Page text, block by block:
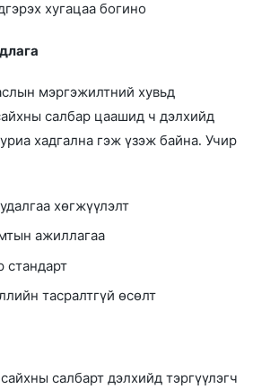
хугацаа богино
мэргэжилтний хувьд
салбар цаашид ч дэлхийд
хадгална гэж үзэж байна. Учир
хөгжүүлэлт
ажиллагаа
стандарт
тасралтгүй өсөлт
салбарт дэлхийд тэргүүлэгч